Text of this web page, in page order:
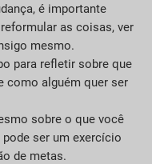
é importante
as coisas, ver
mesmo.
para refletir sobre que
como alguém quer ser
sobre o que você
ser um exercício
de metas.